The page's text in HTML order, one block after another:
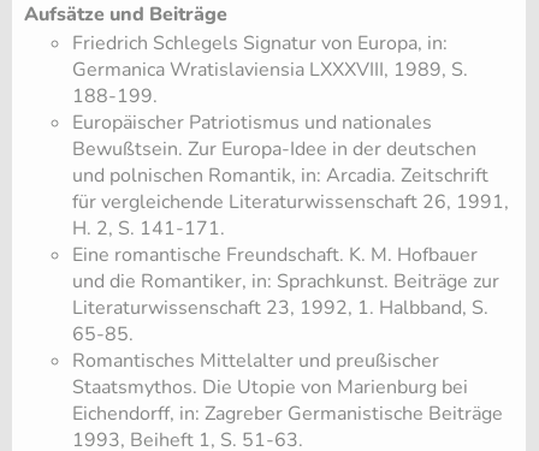
Aufsätze und Beiträge
Friedrich Schlegels Signatur von Europa, in:
Germanica Wratislaviensia LXXXVIII, 1989, S.
188-199.
Europäischer Patriotismus und nationales
Bewußtsein. Zur Europa-Idee in der deutschen
und polnischen Romantik, in: Arcadia. Zeitschrift
für vergleichende Literaturwissenschaft 26, 1991,
H. 2, S. 141-171.
Eine romantische Freundschaft. K. M. Hofbauer
und die Romantiker, in: Sprachkunst. Beiträge zur
Literaturwissenschaft 23, 1992, 1. Halbband, S.
65-85.
Romantisches Mittelalter und preußischer
Staatsmythos. Die Utopie von Marienburg bei
Eichendorff, in: Zagreber Germanistische Beiträge
1993, Beiheft 1, S. 51-63.